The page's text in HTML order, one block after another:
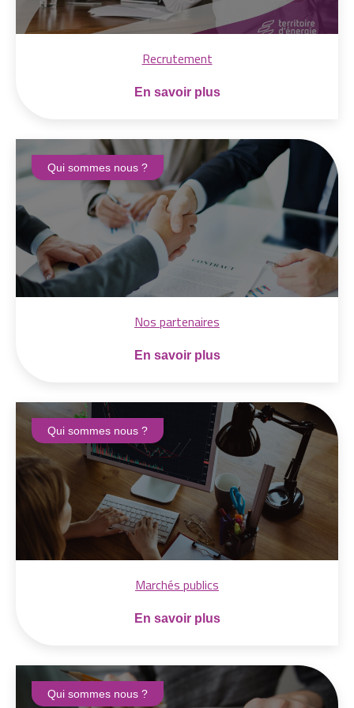
Recrutement
En savoir plus
Qui sommes nous ?
Nos partenaires
En savoir plus
Qui sommes nous ?
Marchés publics
En savoir plus
Qui sommes nous ?